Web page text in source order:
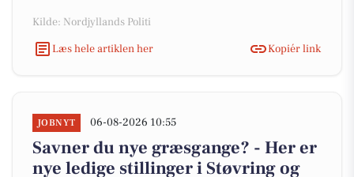
Kilde: Nordjyllands Politi
Læs hele artiklen her
Kopiér link
JOBNYT 06-08-2026 10:55
Savner du nye græsgange? - Her er
nye ledige stillinger i Støvring og